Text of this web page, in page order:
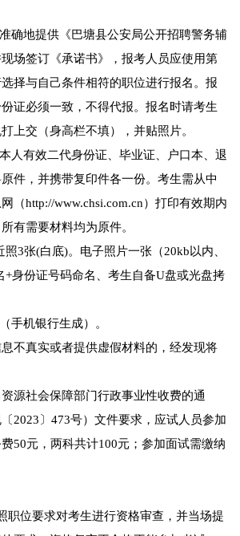
确地提供《巴塘县公安局公开招聘警务辅
场签订《承诺书》，报考人员应使用第
择与自己条件相符的职位进行报名。报
证必须一致，不得代报。报名时请考生
上交（身高栏不填），并贴照片。
人有效二代身份证、毕业证、户口本、退
件，并携带复印件各一份。考生需从中
（http://www.chsi.com.cn）打印有效期内
有需要材料均为原件。
照3张(白底)。电子照片一张（20kb以内、
+身份证号码命名、考生自备U盘或光盘拷
手机银行生成）。
不真实或者提供虚假材料的，经发现将
源社会保障部门行政事业性收费的通
2023〕473号）文件要求，应试人员参加
50元，两科共计100元；参加面试需缴纳
职位要求对考生进行资格审查，并当场提